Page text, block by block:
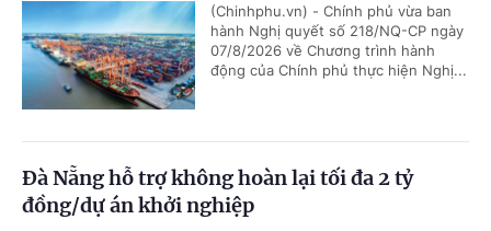
(Chinhphu.vn) - Chính phủ vừa ban
hành Nghị quyết số 218/NQ-CP ngày
07/8/2026 về Chương trình hành
động của Chính phủ thực hiện Nghị...
Đà Nẵng hỗ trợ không hoàn lại tối đa 2 tỷ
đồng/dự án khởi nghiệp